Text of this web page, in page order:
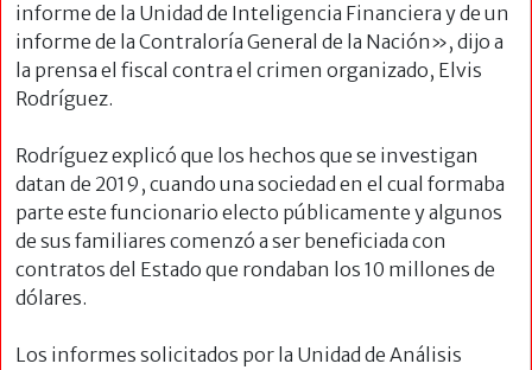
informe de la Unidad de Inteligencia Financiera y de un
informe de la Contraloría General de la Nación», dijo a
la prensa el fiscal contra el crimen organizado, Elvis
Rodríguez.
Rodríguez explicó que los hechos que se investigan
datan de 2019, cuando una sociedad en el cual formaba
parte este funcionario electo públicamente y algunos
de sus familiares comenzó a ser beneficiada con
contratos del Estado que rondaban los 10 millones de
dólares.
Los informes solicitados por la Unidad de Análisis